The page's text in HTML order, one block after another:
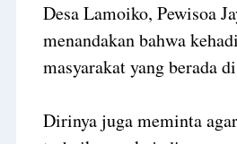
Desa Lamoiko, Pewisoa
menandakan bahwa
masyarakat yang berada
Dirinya juga meminta